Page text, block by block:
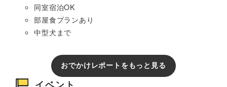
同室宿泊OK
部屋食プランあり
中型犬まで
おでかけレポートをもっと見る
イベント